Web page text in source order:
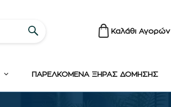
Καλάθι Αγορών
ΠΑΡΕΛΚΟΜΕΝΑ ΞΗΡΑΣ ΔΟΜΗΣΗΣ